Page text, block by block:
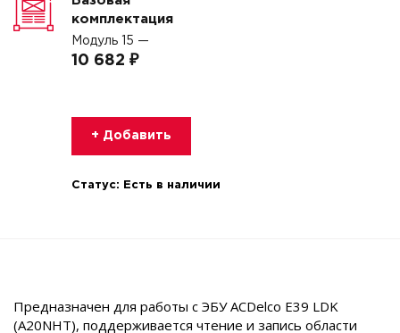
комплектация
Модуль 15 —
10 682 ₽
+ Добавить
Статус: Есть в наличии
Предназначен для работы с ЭБУ ACDelco E39 LDK
(A20NHT), поддерживается чтение и запись области